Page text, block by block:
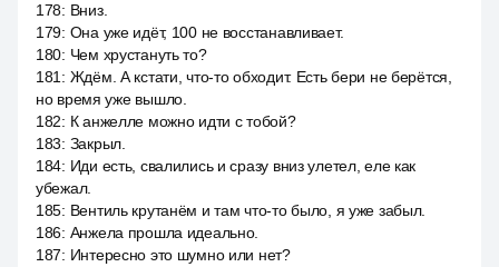
178: Вниз.
179: Она уже идёт, 100 не восстанавливает.
180: Чем хрустануть то?
181 : Ждём. А кстати, что-то обходит. Есть бери не берётся,
но время уже вышло.
182: К анжелле можно идти с тобой?
183: Закрыл.
184: Иди есть, свалились и сразу вниз улетел, еле как
убежал.
185: Вентиль крутанём и там что-то было, я уже забыл.
186: Анжела прошла идеально.
187: Интересно это шумно или нет?